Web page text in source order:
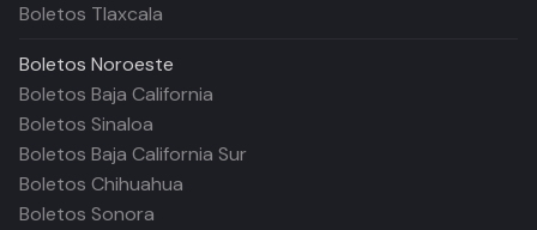
Boletos Tlaxcala
Boletos Noroeste
Boletos Baja California
Boletos Sinaloa
Boletos Baja California Sur
Boletos Chihuahua
Boletos Sonora